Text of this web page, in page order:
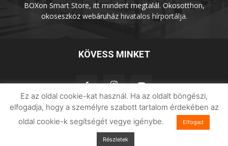
BOXon Smart Store, itt mindent megtalál. Okosotthon,
okoseszköz webáruházhivatalos hírportálja.
KÖVESS MINKET
Adatvédelem Impresszum Imilab
© 2026 Xiaomilife | Minden jog fenntartva.
Ez az oldal cookie-kat használ. Ha az oldalt böngészi,
elfogadja, hogy a személyre szabott tartalom érdekében az
oldal cookie-k segítségét vegye igénybe.
Elfogad
Részletek